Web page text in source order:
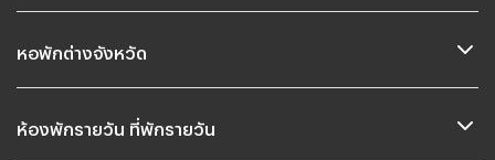
หอพักต่างจังหวัด
ห้องพักรายวัน ที่พักรายวัน